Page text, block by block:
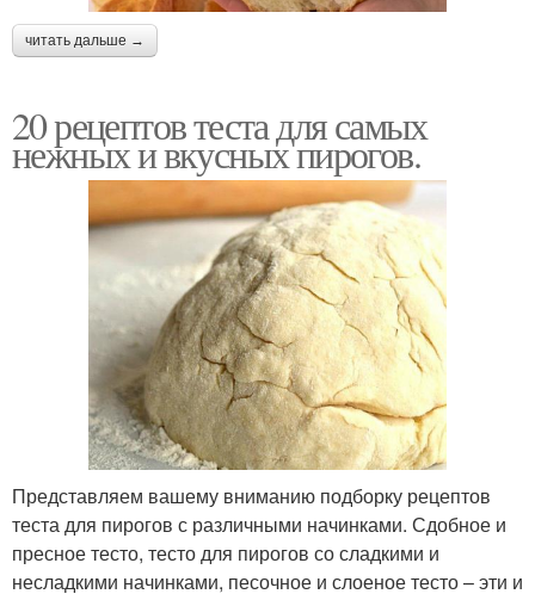
читать дальше →
20 рецептов теста для самых
нежных и вкусных пирогов.
Представляем вашему вниманию подборку рецептов
теста для пирогов с различными начинками. Сдобное и
пресное тесто, тесто для пирогов со сладкими и
несладкими начинками, песочное и слоеное тесто – эти и